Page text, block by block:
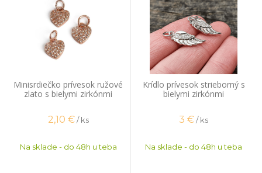
Minisrdiečko prívesok ružové
zlato s bielymi zirkónmi
2,10 € / ks
Na sklade - do 48h u teba
Krídlo prívesok strieborný s
bielymi zirkónmi
3 €/ ks
Na sklade - do 48h u teba